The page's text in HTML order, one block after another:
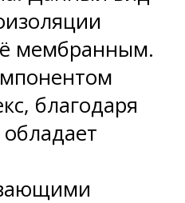
мембранным.
благодаря